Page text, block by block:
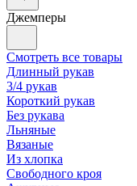
Джемперы
Смотреть все товары
Длинный рукав
3/4 рукав
Короткий рукав
Без рукава
Льняные
Вязаные
Из хлопка
Свободного кроя